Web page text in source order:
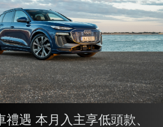
遇 本月入主享低頭款、